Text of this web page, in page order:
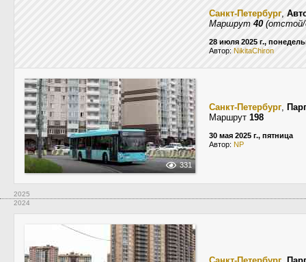
Санкт-Петербург,
Маршрут40(отстой/
28 июля 2025 г.,
Автор: NikitaChiron
331
Санкт-Петербург,
Маршрут 198
30 мая 2025 г., пятница
Автор: NP
2025
2024